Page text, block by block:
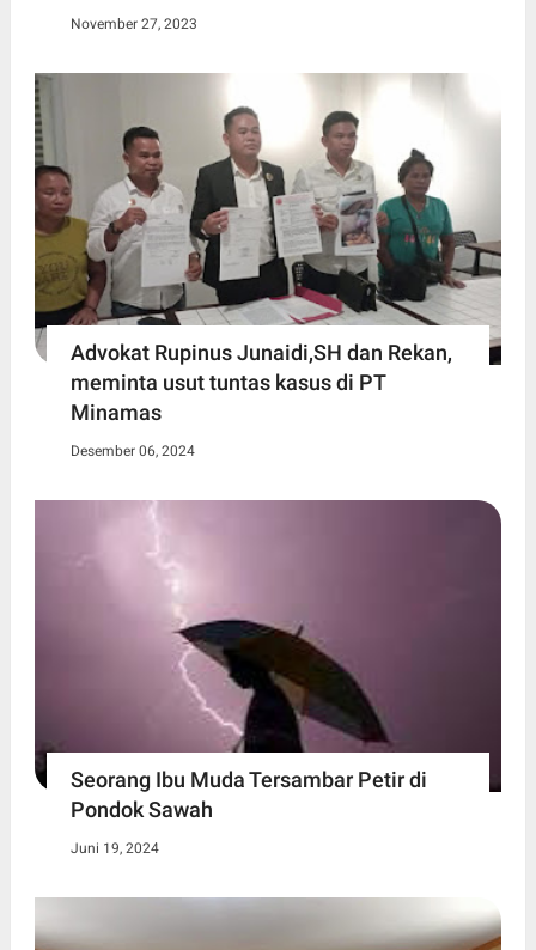
November 27, 2023
Advokat Rupinus Junaidi,SH dan Rekan,
meminta usut tuntas kasus di PT
Minamas
Desember 06, 2024
Seorang Ibu Muda Tersambar Petir di
Pondok Sawah
Juni 19, 2024